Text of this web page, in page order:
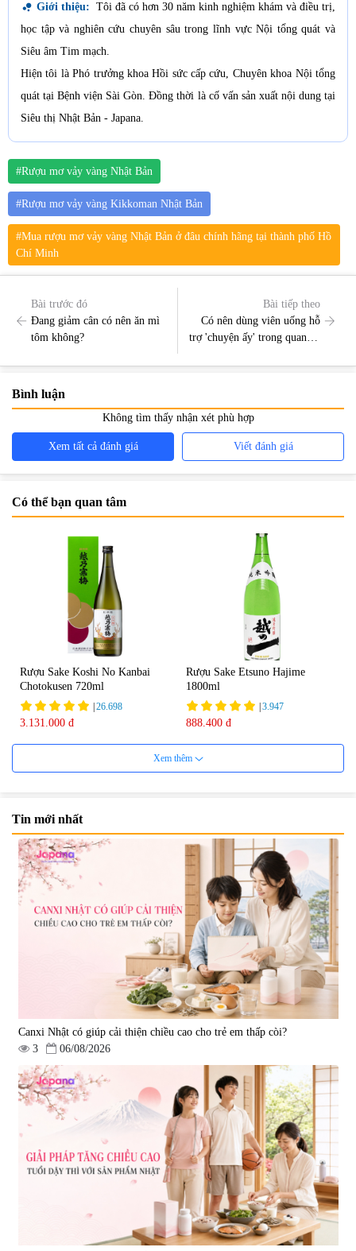
bubble_chart Giới thiệu: Tôi đã có hơn 30 năm kinh nghiệm khám và điều trị,
học tập và nghiên cứu chuyên sâu trong lĩnh vực Nội tổng quát và
Siêu âm Tim mạch.
Hiện tôi là Phó trưởng khoa Hồi sức cấp cứu, Chuyên khoa Nội tổng
quát tại Bệnh viện Sài Gòn. Đồng thời là cố vấn sản xuất nội dung tại
Siêu thị Nhật Bản - Japana.
#Rượu mơ vảy vàng Nhật Bản
#Rượu mơ vảy vàng Kikkoman Nhật Bản
#Mua rượu mơ vảy vàng Nhật Bản ở đâu chính hãng tại thành phố Hồ
Chí Minh
Bài trước đó
Đang giảm cân có nên ăn mì
tôm không?
Bài tiếp theo
Có nên dùng viên uống hỗ
trợ 'chuyện ấy' trong quan hệ
Bình luận
Không tìm thấy nhận xét phù hợp
Xem tất cả đánh giá Viết đánh giá
Có thể bạn quan tâm
Rượu Sake Koshi No Kanbai
Chotokusen 720ml
|26.698
3.131.000 đ
Rượu Sake Etsuno Hajime
1800ml
|3.947
888.400 đ
Rượu Sake Etsuno Hajime
300ml
|4.423
Rượu Sake Etsuno Hajime
720ml
1.738
401.400 đ
Rượu Sake Kanpai 1800ml
1.802
758.700 đ
Rượu Sake Kanpai 300ml
2.910
188.500 đ
Xem thêm
Tin mới nhất
Canxi Nhật có giúp cải thiện chiều cao cho trẻ em thấp còi?
3
06/08/2026